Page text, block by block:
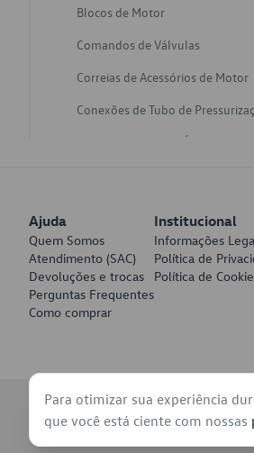
Blocos de Motor
Comandos de Válvulas
Correias de Acessórios de Motor
Conexões de Tubo de
Varetas de Nivel de Óleo
Discos de Freio
Juntas de Bomba de Vácuo
Mangueiras de Vácuo de Servo
Pratos de Disco de Freio
Travas de Pastilha de Freio
Ajuda
Quem Somos
Atendimento (SAC)
Devoluções e trocas
Perguntas Frequentes
Como comprar
Institucional
Informações
Política de
Política de
© 2026 - Volkswagen do Brasil -
Para otimizar sua experiência
que você está ciente com nossas